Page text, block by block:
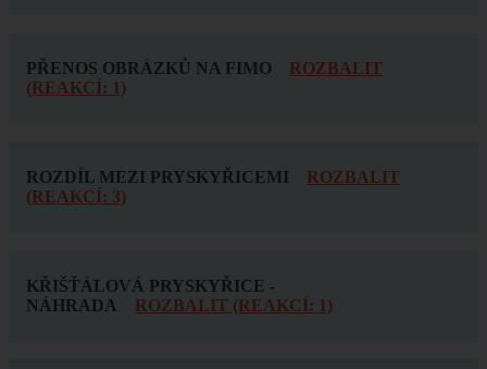
PŘENOS OBRÁZKŮ NA FIMO
ROZBALIT
(REAKCÍ: 1)
ROZDÍL MEZI PRYSKYŘICEMI
ROZBALIT
(REAKCÍ: 3)
KŘIŠŤÁLOVÁ PRYSKYŘICE -
NÁHRADA
ROZBALIT (REAKCÍ: 1)